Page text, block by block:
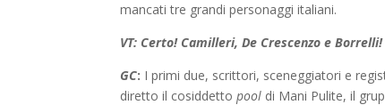
mancati tre grandi personaggi italiani.
VT: Certo! Camilleri, De Crescenzo e Borrelli!
GC: I primi due, scrittori, sceneggiatori e
diretto il cosiddettopool di Mani Pulite, il